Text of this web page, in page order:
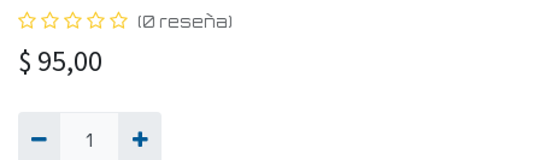
(0 reseña)
$ 95,00